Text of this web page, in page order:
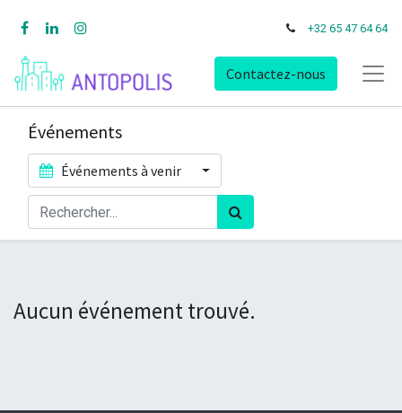
+32 65 47 64 64
Contactez-nous
Événements
Événements à venir
Aucun événement trouvé.